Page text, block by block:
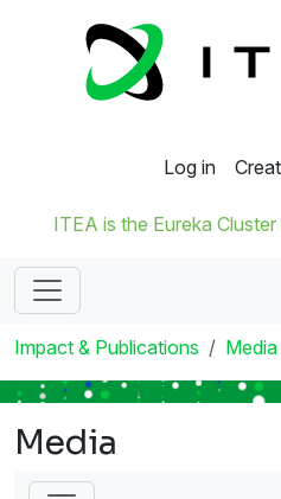
Log in
ITEA is the Eureka
Impact & Publications
Media